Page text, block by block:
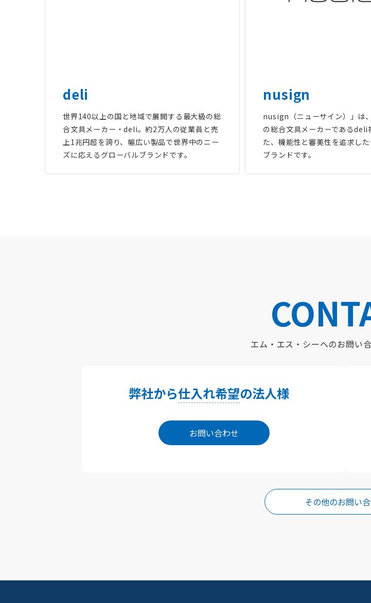
deli
世界140以上の国と地域で展開する最大級の総
合文具メーカー・deli。約2万人の従業員と売
上1兆円超を誇り、幅広い製品で世界中のニー
ズに応えるグローバルブランドです。
nusign
nusign（ニューサイン）」は
の総合文具メーカーであるdeli
た、機能性と審美性を追求し
ブランドです。
エム・エス・シーへのお問い
弊社から仕入れ希望の法人様
お問い合わせ
その他のお問い